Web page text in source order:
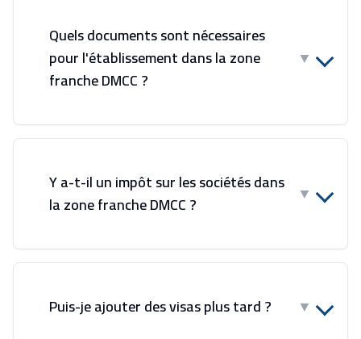
Quels documents sont nécessaires
pour l'établissement dans la zone
franche DMCC ?
▼
Y a-t-il un impôt sur les sociétés dans
la zone franche DMCC ?
▼
Puis-je ajouter des visas plus tard ? ▼